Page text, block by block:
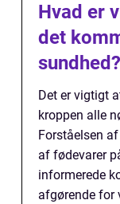
Hvad er
det
sundhed?
Det er vigtigt
kroppen alle
Forståelsen
af fødevarer
informerede
afgørende for